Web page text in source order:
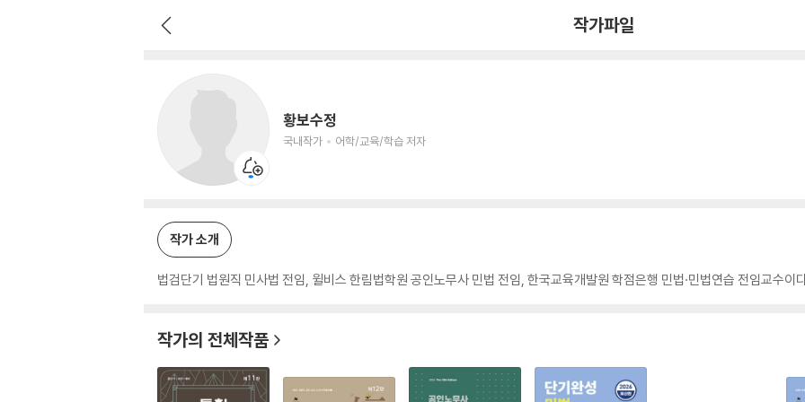
작가파일
황보수정
국내작가 어학/교육/학습 저자
작가 소개
법검단기 법원직 민사법 전임, 윌비스 한림법학원 공인노무사 민법 전임, 한국교육개발원 학점은행 민법·민법연습 전임교수이
작가의 전체작품